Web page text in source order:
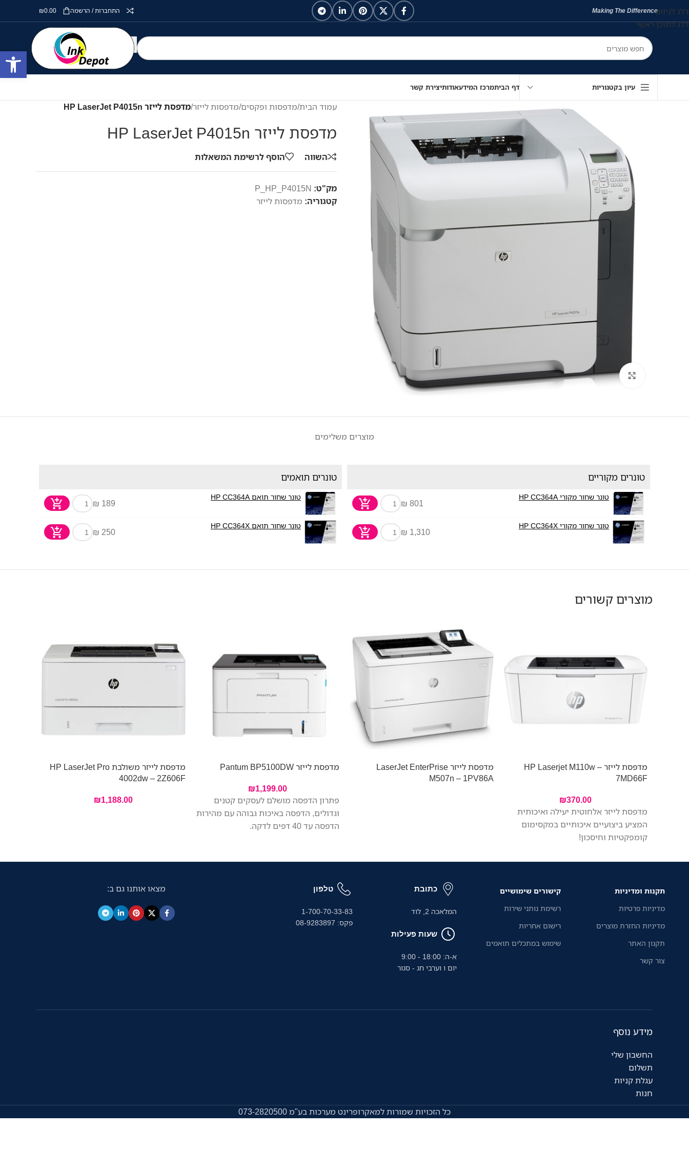
דלג לניווט
דלג לתוכן ראשי
Making The Difference התחברות / הרשמה ₪0.00
עיון בקטגוריות דף הביתמרכז המידעאודותיצירת קשר
לחץ להגדלה
עמוד הבית/מדפסות ופקסים/מדפסות לייזר/מדפסת לייזר HP LaserJet P4015n
מדפסת לייזר HP LaserJet P4015n
השווה הוסף לרשימת המשאלות
מק"ט: P_HP_P4015N
קטגוריה: מדפסות לייזר
מוצרים משלימים
טונרים מקוריים
טונר שחור מקורי HP CC364A
801 ₪
טונר שחור מקורי HP CC364X
1,310 ₪
טונרים תואמים
טונר שחור תואם HP CC364A
189 ₪
טונר שחור תואם HP CC364X
250 ₪
מוצרים קשורים
מדפסת לייזר HP Laserjet M110w –
7MD66F
₪370.00
מדפסת לייזר אלחוטית יעילה ואיכותית
המציע ביצועיים איכותיים במקסימום
קומפקטיות וחיסכון!
מדפסת לייזר LaserJet EnterPrise
M507n – 1PV86A
מדפסת לייזר Pantum BP5100DW
₪1,199.00
פתרון הדפסה מושלם לעסקים קטנים
וגדולים, הדפסה באיכות גבוהה עם מהירות
הדפסה עד 40 דפים לדקה.
מדפסת לייזר משולבת HP LaserJet Pro
4002dw – 2Z606F
₪1,188.00
תקנות ומדיניות
מדיניות פרטיות
מדיניות החזרת מוצרים
תקנון האתר
צור קשר
קישורים שימושיים
רשימת נותני שירות
רישום אחריות
שימוש במתכלים תואמים
כתובת
המלאכה 2, לוד
שעות פעילות
א-ה: 18:00 - 9:00
יום ו וערבי חג - סגור
טלפון
1-700-70-33-83
פקס: 08-9283897
מצאו אותנו גם ב:
מידע נוסף
החשבון שלי
תשלום
עגלת קניות
חנות
כל הזכויות שמורות למאקרופרינט מערכות בע"מ 073-2820500
פתח